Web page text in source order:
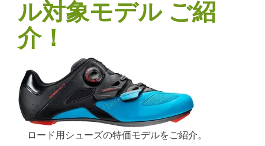
ル対象モデル ご紹
介！
ロード用シューズの特価モデルをご紹介。